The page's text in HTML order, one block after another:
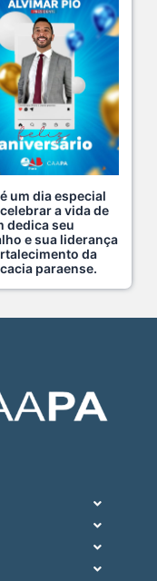
especial em to s...
de saúde da s...
da carreira.
Clube da A s...
está de p s...
e aumentar a pro s...
da Advocac s...
um dia especial
a vida de
dedica seu
e sua liderança
da
paraense.